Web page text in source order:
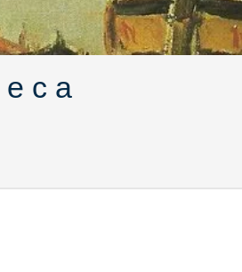
e c a